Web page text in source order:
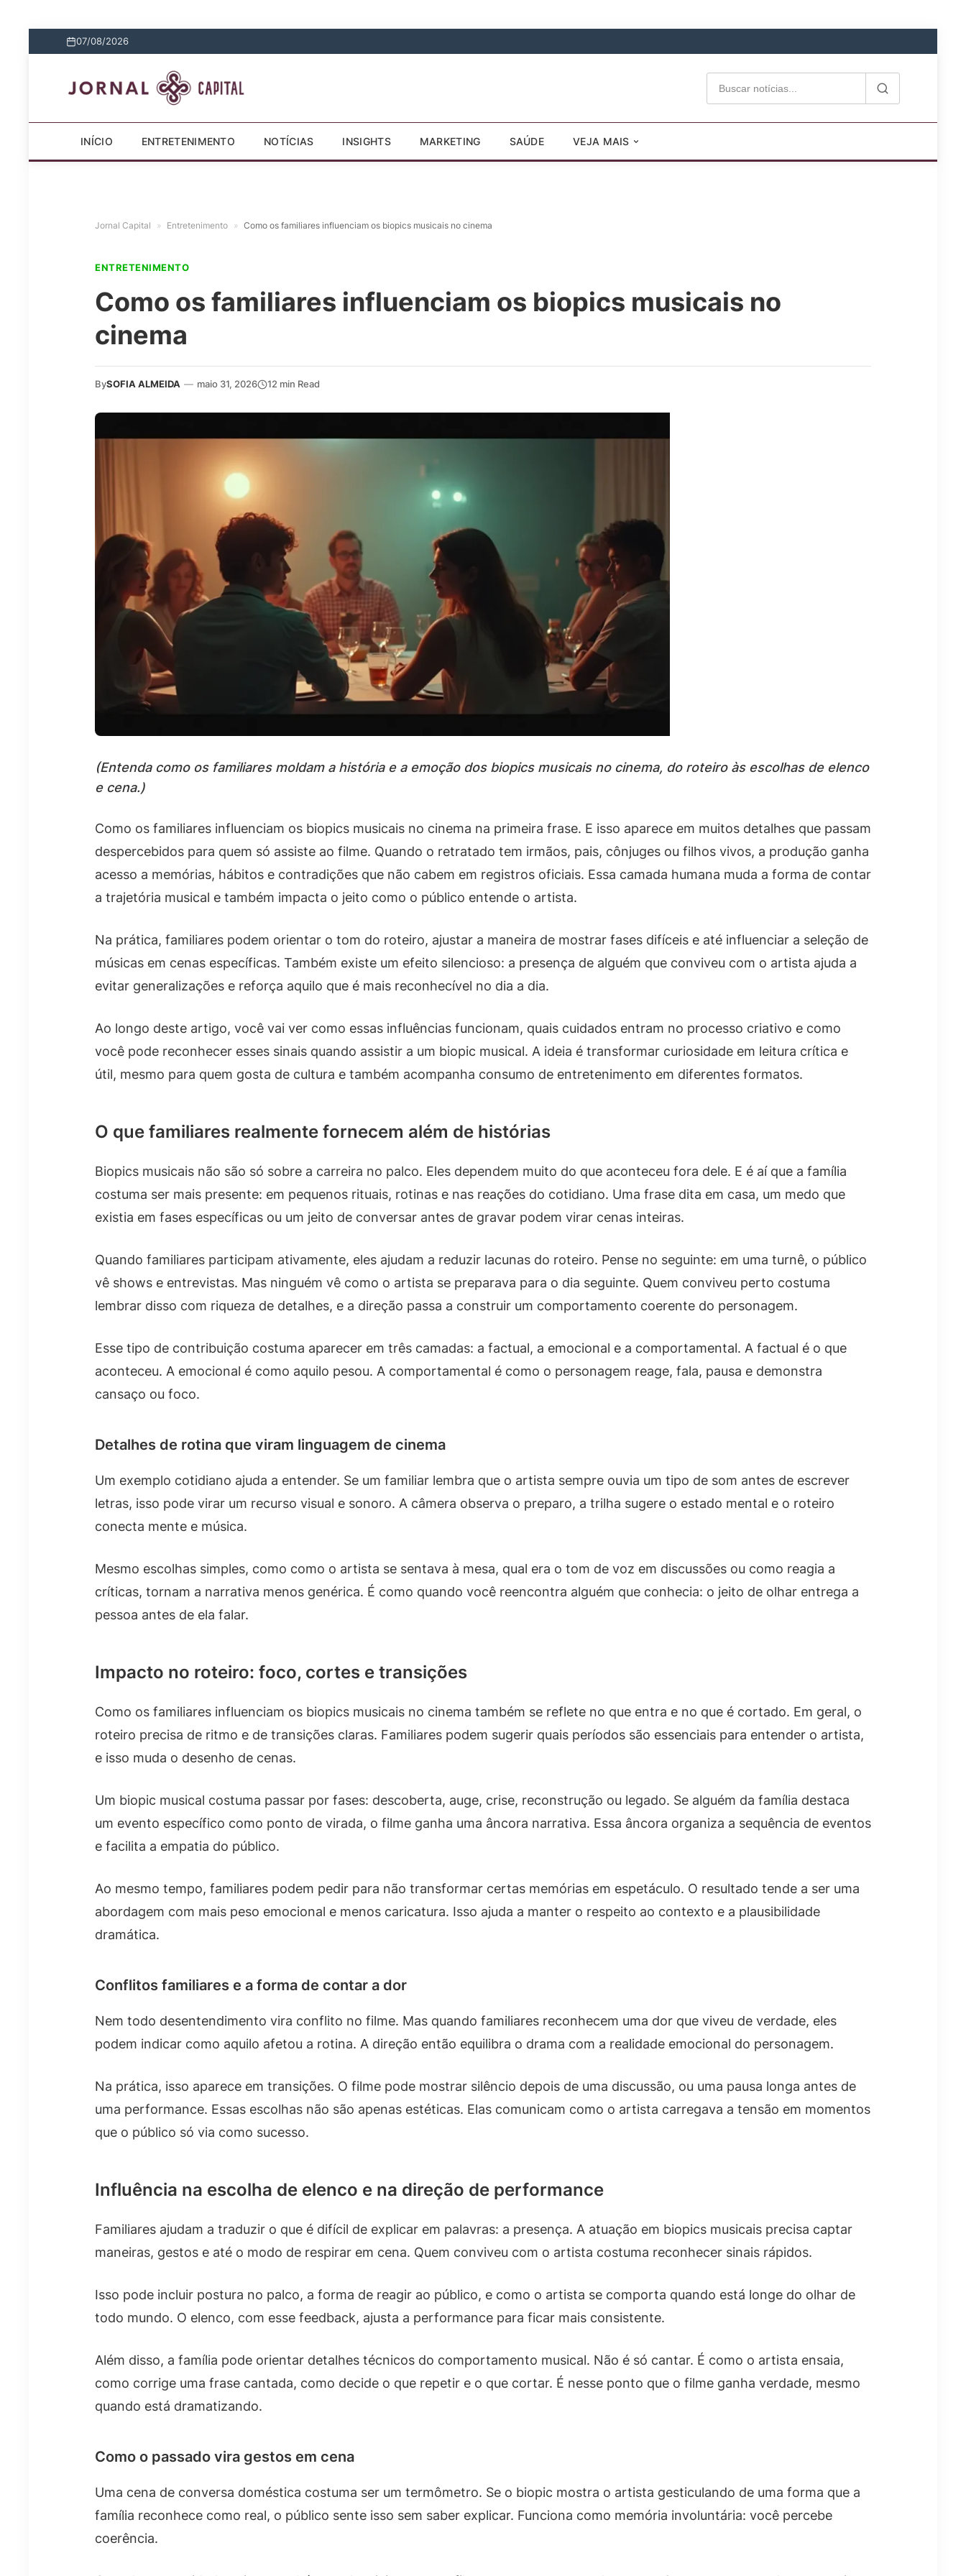
07/08/2026
INÍCIO ENTRETENIMENTO NOTÍCIAS INSIGHTS MARKETING SAÚDE VEJA MAIS
Jornal Capital » Entretenimento » Como os familiares influenciam os biopics musicais no cinema
ENTRETENIMENTO
Como os familiares influenciam os biopics musicais no
cinema
BySOFIA ALMEIDA — maio 31, 2026 12 min Read
(Entenda como os familiares moldam a história e a emoção dos biopics musicais no cinema, do roteiro às escolhas de elenco
e cena.)
Como os familiares influenciam os biopics musicais no cinema na primeira frase. E isso aparece em muitos detalhes que passam
despercebidos para quem só assiste ao filme. Quando o retratado tem irmãos, pais, cônjuges ou filhos vivos, a produção ganha
acesso a memórias, hábitos e contradições que não cabem em registros oficiais. Essa camada humana muda a forma de contar
a trajetória musical e também impacta o jeito como o público entende o artista.
Na prática, familiares podem orientar o tom do roteiro, ajustar a maneira de mostrar fases difíceis e até influenciar a seleção de
músicas em cenas específicas. Também existe um efeito silencioso: a presença de alguém que conviveu com o artista ajuda a
evitar generalizações e reforça aquilo que é mais reconhecível no dia a dia.
Ao longo deste artigo, você vai ver como essas influências funcionam, quais cuidados entram no processo criativo e como
você pode reconhecer esses sinais quando assistir a um biopic musical. A ideia é transformar curiosidade em leitura crítica e
útil, mesmo para quem gosta de cultura e também acompanha consumo de entretenimento em diferentes formatos.
O que familiares realmente fornecem além de histórias
Biopics musicais não são só sobre a carreira no palco. Eles dependem muito do que aconteceu fora dele. E é aí que a família
costuma ser mais presente: em pequenos rituais, rotinas e nas reações do cotidiano. Uma frase dita em casa, um medo que
existia em fases específicas ou um jeito de conversar antes de gravar podem virar cenas inteiras.
Quando familiares participam ativamente, eles ajudam a reduzir lacunas do roteiro. Pense no seguinte: em uma turnê, o público
vê shows e entrevistas. Mas ninguém vê como o artista se preparava para o dia seguinte. Quem conviveu perto costuma
lembrar disso com riqueza de detalhes, e a direção passa a construir um comportamento coerente do personagem.
Esse tipo de contribuição costuma aparecer em três camadas: a factual, a emocional e a comportamental. A factual é o que
aconteceu. A emocional é como aquilo pesou. A comportamental é como o personagem reage, fala, pausa e demonstra
cansaço ou foco.
Detalhes de rotina que viram linguagem de cinema
Um exemplo cotidiano ajuda a entender. Se um familiar lembra que o artista sempre ouvia um tipo de som antes de escrever
letras, isso pode virar um recurso visual e sonoro. A câmera observa o preparo, a trilha sugere o estado mental e o roteiro
conecta mente e música.
Mesmo escolhas simples, como como o artista se sentava à mesa, qual era o tom de voz em discussões ou como reagia a
críticas, tornam a narrativa menos genérica. É como quando você reencontra alguém que conhecia: o jeito de olhar entrega a
pessoa antes de ela falar.
Impacto no roteiro: foco, cortes e transições
Como os familiares influenciam os biopics musicais no cinema também se reflete no que entra e no que é cortado. Em geral, o
roteiro precisa de ritmo e de transições claras. Familiares podem sugerir quais períodos são essenciais para entender o artista,
e isso muda o desenho de cenas.
Um biopic musical costuma passar por fases: descoberta, auge, crise, reconstrução ou legado. Se alguém da família destaca
um evento específico como ponto de virada, o filme ganha uma âncora narrativa. Essa âncora organiza a sequência de eventos
e facilita a empatia do público.
Ao mesmo tempo, familiares podem pedir para não transformar certas memórias em espetáculo. O resultado tende a ser uma
abordagem com mais peso emocional e menos caricatura. Isso ajuda a manter o respeito ao contexto e a plausibilidade
dramática.
Conflitos familiares e a forma de contar a dor
Nem todo desentendimento vira conflito no filme. Mas quando familiares reconhecem uma dor que viveu de verdade, eles
podem indicar como aquilo afetou a rotina. A direção então equilibra o drama com a realidade emocional do personagem.
Na prática, isso aparece em transições. O filme pode mostrar silêncio depois de uma discussão, ou uma pausa longa antes de
uma performance. Essas escolhas não são apenas estéticas. Elas comunicam como o artista carregava a tensão em momentos
que o público só via como sucesso.
Influência na escolha de elenco e na direção de performance
Familiares ajudam a traduzir o que é difícil de explicar em palavras: a presença. A atuação em biopics musicais precisa captar
maneiras, gestos e até o modo de respirar em cena. Quem conviveu com o artista costuma reconhecer sinais rápidos.
Isso pode incluir postura no palco, a forma de reagir ao público, e como o artista se comporta quando está longe do olhar de
todo mundo. O elenco, com esse feedback, ajusta a performance para ficar mais consistente.
Além disso, a família pode orientar detalhes técnicos do comportamento musical. Não é só cantar. É como o artista ensaia,
como corrige uma frase cantada, como decide o que repetir e o que cortar. É nesse ponto que o filme ganha verdade, mesmo
quando está dramatizando.
Como o passado vira gestos em cena
Uma cena de conversa doméstica costuma ser um termômetro. Se o biopic mostra o artista gesticulando de uma forma que a
família reconhece como real, o público sente isso sem saber explicar. Funciona como memória involuntária: você percebe
coerência.